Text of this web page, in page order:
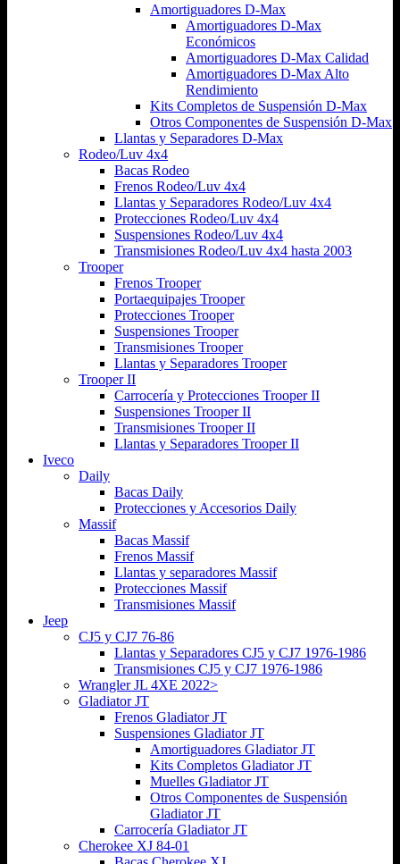
Amortiguadores D-Max
Amortiguadores D-Max
Económicos
Amortiguadores D-Max Calidad
Amortiguadores D-Max Alto
Rendimiento
Kits Completos de Suspensión D-Max
Otros Componentes de Suspensión D-Max
Llantas y Separadores D-Max
Rodeo/Luv 4x4
Bacas Rodeo
Frenos Rodeo/Luv 4x4
Llantas y Separadores Rodeo/Luv 4x4
Protecciones Rodeo/Luv 4x4
Suspensiones Rodeo/Luv 4x4
Transmisiones Rodeo/Luv 4x4 hasta 2003
Trooper
Frenos Trooper
Portaequipajes Trooper
Protecciones Trooper
Suspensiones Trooper
Transmisiones Trooper
Llantas y Separadores Trooper
Trooper II
Carrocería y Protecciones Trooper II
Suspensiones Trooper II
Transmisiones Trooper II
Llantas y Separadores Trooper II
Iveco
Daily
Bacas Daily
Protecciones y Accesorios Daily
Massif
Bacas Massif
Frenos Massif
Llantas y separadores Massif
Protecciones Massif
Transmisiones Massif
Jeep
CJ5 y CJ7 76-86
Llantas y Separadores CJ5 y CJ7 1976-1986
Transmisiones CJ5 y CJ7 1976-1986
Wrangler JL 4XE 2022>
Gladiator JT
Frenos Gladiator JT
Suspensiones Gladiator JT
Amortiguadores Gladiator JT
Kits Completos Gladiator JT
Muelles Gladiator JT
Otros Componentes de Suspensión
Gladiator JT
Carrocería Gladiator JT
Cherokee XJ 84-01